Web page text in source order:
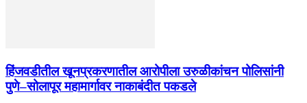
हिंजवडीतील खूनप्रकरणातील आरोपीला उरुळीकांचन पोलिसांनी
पुणे–सोलापूर महामार्गावर नाकाबंदीत पकडले